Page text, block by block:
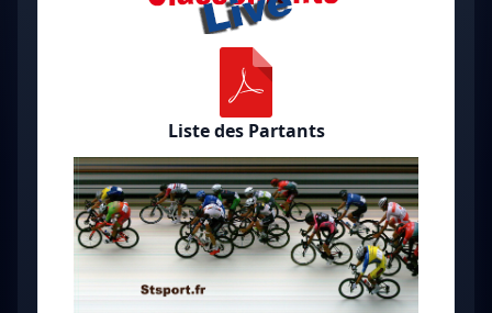
Liste des Partants